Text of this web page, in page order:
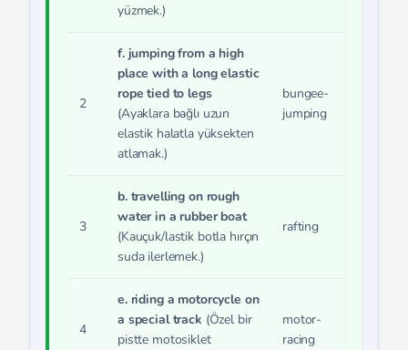
yüzmek.)
2
f. jumping from a high
place with a long elastic
rope tied to legs
(Ayaklara bağlı uzun
elastik halatla yüksekten
atlamak.)
bungee-
jumping
3
b. travelling on rough
water in a rubber boat
(Kauçuk/lastik botla hırçın
suda ilerlemek.)
rafting
4
e. riding a motorcycle on
a special track (Özel bir
pistte motosiklet
motor-
racing